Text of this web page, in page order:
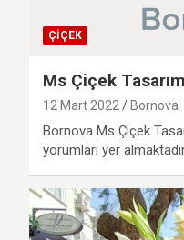
ÇIÇEK
Ms Çiçek Tasarım
12 Mart 2022 Bornova
Bornova Ms Çiçek
yorumları yer